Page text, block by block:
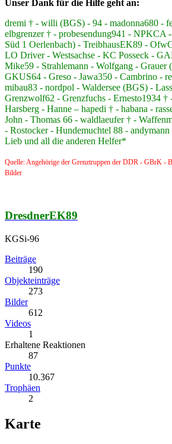
Unser Dank für die Hilfe geht an:
dremi † - willi (BGS) - 94 - madonna680 -
elbgrenzer † - probesendung941 - NPKCA
Süd 1 Oerlenbach) - TreibhausEK89 -
LO Driver - Westsachse - KC Posseck -
Mike59 - Strahlemann - Wolfgang - Grauer
GKUS64 - Greso - Jawa350 - Cambrino -
mibau83 - nordpol - Waldersee (BGS) -
Grenzwolf62 - Grenzfuchs - Ernesto1934
Harsberg - Hanne – hapedi † - habana -
John - Thomas 66 - waldlaeufer † -
- Rostocker - Hundemuchtel 88 -
Lieb und all die anderen Helfer*
Quelle: Angehörige der Grenztruppen der DDR - GBrK -
Bilder
DresdnerEK89
KGSi-96
Beiträge
190
Objekteinträge
273
Bilder
612
Videos
1
Erhaltene Reaktionen
87
Punkte
10.367
Trophäen
2
Karte